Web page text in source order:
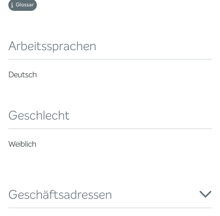
Glossar
Arbeitssprachen
Deutsch
Geschlecht
Weiblich
Geschäftsadressen